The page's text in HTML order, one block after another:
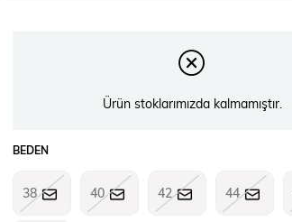
Ürün stoklarımızda kalmamıştır.
BEDEN
38 40 42 44